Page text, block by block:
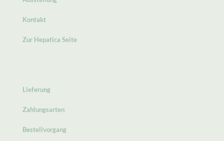
Kontakt
Zur Hepatica Seite
Lieferung
Zahlungsarten
Bestellvorgang